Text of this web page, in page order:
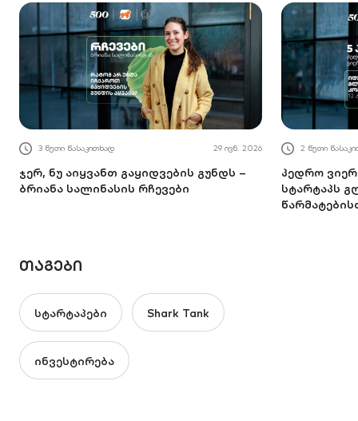
3 წუთი წასაკითხად 29 ივნ. 2026
ჯერ, ნუ აიყვანთ გაყიდვების გუნდს –
ბრიანა სალინასის რჩევები
2 წუთი
პედრო
სტარტაპს
ᲗᲐᲒᲔᲑᲘ
სტარტაპები Shark Tank
ინვესტირება